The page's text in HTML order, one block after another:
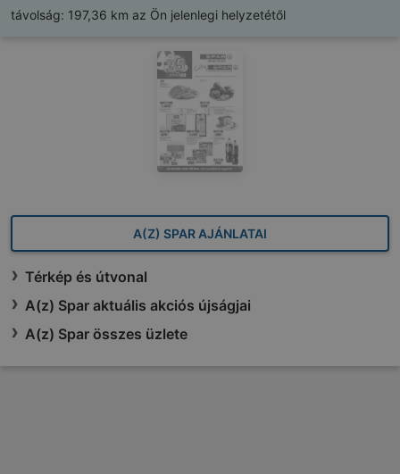
távolság: 197,36 km az Ön jelenlegi helyzetétől
A(Z) SPAR AJÁNLATAI
Térkép és útvonal
A(z) Spar aktuális akciós újságjai
A(z) Spar összes üzlete